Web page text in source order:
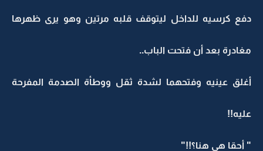
دفع كرسيه للداخل ليتوقف قلبه مرتين وهو يرى ظهرها
مغادرة بعد أن فتحت الباب..
أغلق عينيه وفتحهما لشدة ثقل ووطأة الصدمة المفرحة
عليه!!
" أحقا هي هنا؟!!"